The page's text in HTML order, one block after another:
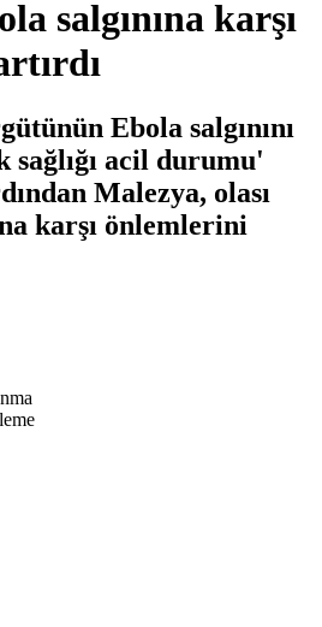
salgınına karşı
Ebola salgınını
sağlığı acil durumu'
Malezya, olası
karşı önlemlerini